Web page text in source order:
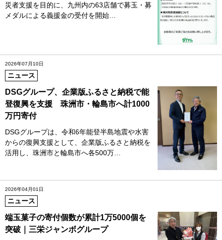
災者支援を目的に、九州内の63店舗で募玉・募
メダルによる義援金の受付を開始…
2026年07月10日
ニュース
DSGグループ、企業版ふるさと納税で能
登復興を支援 珠洲市・輪島市へ計1000
万円寄付
DSGグループは、令和6年能登半島地震や水害
からの復興支援として、企業版ふるさと納税を
活用し、珠洲市と輪島市へ各500万…
2026年04月01日
ニュース
端玉菓子の寄付個数が累計1万5000個を
突破｜三栄ジャンボグループ